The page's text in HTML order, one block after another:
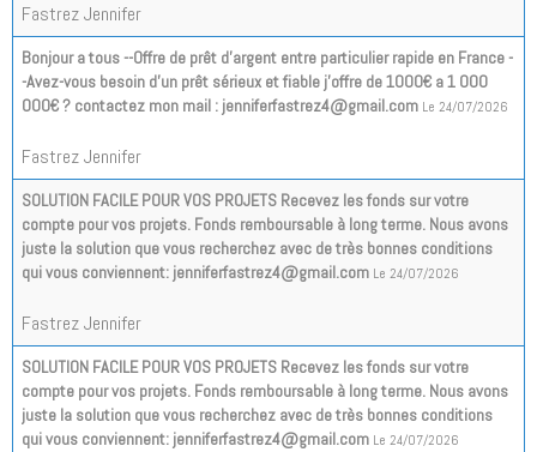
Fastrez Jennifer
Bonjour a tous --Offre de prêt d'argent entre particulier rapide en France -
-Avez-vous besoin d'un prêt sérieux et fiable j'offre de 1000€ a 1 000
000€ ? contactez mon mail : jenniferfastrez4@gmail.com Le 24/07/2026
Fastrez Jennifer
SOLUTION FACILE POUR VOS PROJETS Recevez les fonds sur votre
compte pour vos projets. Fonds remboursable à long terme. Nous avons
juste la solution que vous recherchez avec de très bonnes conditions
qui vous conviennent: jenniferfastrez4@gmail.com Le 24/07/2026
Fastrez Jennifer
SOLUTION FACILE POUR VOS PROJETS Recevez les fonds sur votre
compte pour vos projets. Fonds remboursable à long terme. Nous avons
juste la solution que vous recherchez avec de très bonnes conditions
qui vous conviennent: jenniferfastrez4@gmail.com Le 24/07/2026